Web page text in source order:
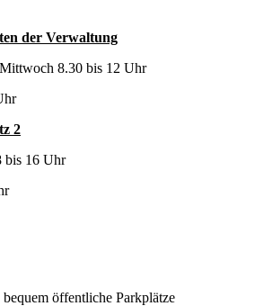
der Verwaltung
8.30 bis 12 Uhr
2
bis 16 Uhr
öffentliche Parkplätze